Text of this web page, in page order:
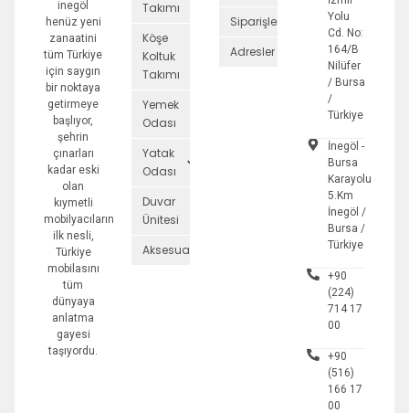
inegöl
henüz yeni
zanaatini
tüm Türkiye
için saygın
bir noktaya
getirmeye
başlıyor,
şehrin
çınarları
kadar eski
olan
kıymetli
mobilyacıların
ilk nesli,
Türkiye
mobilasını
tüm
dünyaya
anlatma
gayesi
taşıyordu.
Takımı
Köşe
Koltuk
Takımı
Yemek
Odası
Yatak
Odası
Duvar
Ünitesi
Aksesuarlar
Siparişler
Adresler
Yolu
Cd. No:
164/B
Nilüfer
/ Bursa
/
Türkiye
İnegöl -
Bursa
Karayolu
5.Km
İnegöl /
Bursa /
Türkiye
+90
(224)
714 17
00
+90
(516)
166 17
00